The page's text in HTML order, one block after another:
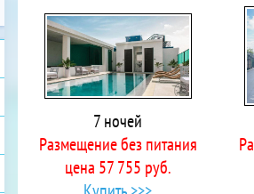
7 ночей
Размещение без питания
цена 57 755 руб.